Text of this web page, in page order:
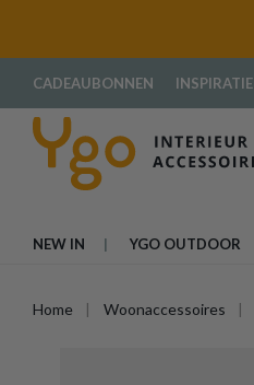
CADEAUBONNEN INSPIRATIE
NEW IN YGO OUTDOOR
Home Woonaccessoires